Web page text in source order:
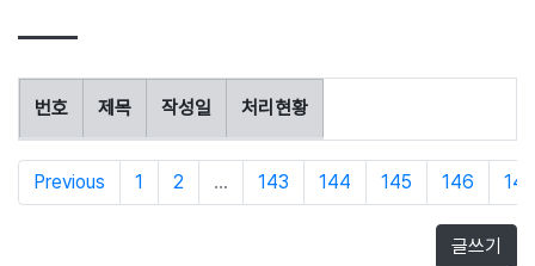
번호 제목 작성일 처리현황
Previous 1 2 ... 143 144 145 146 147
글쓰기